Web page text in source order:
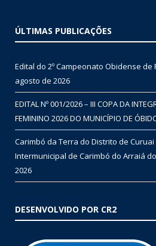
ÚLTIMAS PUBLICAÇÕES
Edital do 2º Campeonato Obidense de
agosto de 2026
EDITAL Nº 001/2026 – III COPA DA
FEMININO 2026 DO MUNICÍPIO DE
Carimbó da Terra do Distrito de Curuai
Intermunicipal de Carimbó do Arraiá
2026
DESENVOLVIDO POR CR2